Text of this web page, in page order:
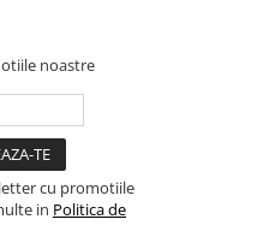
noastre
cu promotiile
in Politica de